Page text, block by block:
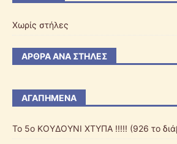
Χωρίς στήλες
ΆΡΘΡΑ ΑΝΆ ΣΤΉΛΕΣ
ΑΓΑΠΗΜΕΝΑ
Το 5ο ΚΟΥΔΟΥΝΙ ΧΤΥΠΑ !!!!! (926 το